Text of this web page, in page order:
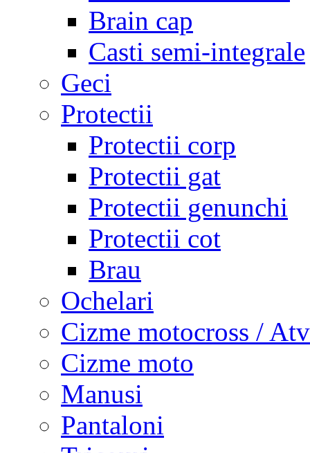
Brain cap
Casti semi-integrale
Geci
Protectii
Protectii corp
Protectii gat
Protectii genunchi
Protectii cot
Brau
Ochelari
Cizme motocross / Atv
Cizme moto
Manusi
Pantaloni